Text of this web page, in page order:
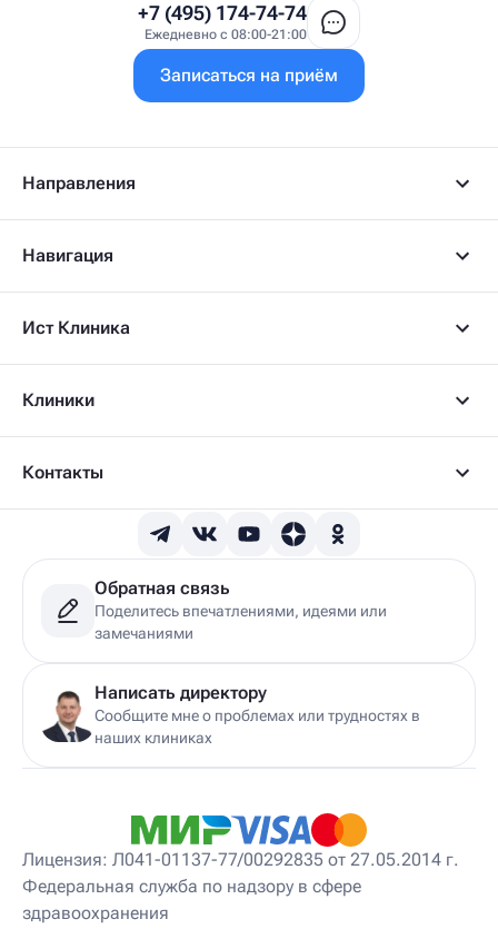
+7 (495) 174-74-74
Ежедневно с 08:00-21:00
Записаться на приём
Направления
Навигация
Ист Клиника
Клиники
Контакты
Обратная связь
Поделитесь впечатлениями, идеями или
замечаниями
Написать директору
Сообщите мне о проблемах или трудностях в
наших клиниках
Лицензия: Л041-01137-77/00292835 от 27.05.2014 г.
Федеральная служба по надзору в сфере
здравоохранения